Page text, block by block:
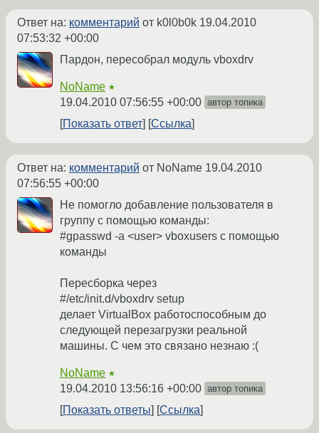
Ответ на: комментарий от k0l0b0k 19.04.2010
07:53:32 +00:00
Пардон, пересобрал модуль vboxdrv
NoName ★
19.04.2010 07:56:55 +00:00 автор топика
Показать ответ Ссылка
Ответ на: комментарий от NoName 19.04.2010
07:56:55 +00:00
Не помогло добавление пользователя в
группу с помощью команды:
#gpasswd -a <user> vboxusers с помощью
команды
Пересборка через
#/etc/init.d/vboxdrv setup
делает VirtualBox работоспособным до
следующей перезагрузки реальной
машины. С чем это связано незнаю :(
NoName ★
19.04.2010 13:56:16 +00:00 автор топика
Показать ответы Ссылка